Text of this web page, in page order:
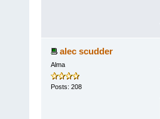
alec scudder
Alma
Posts: 208